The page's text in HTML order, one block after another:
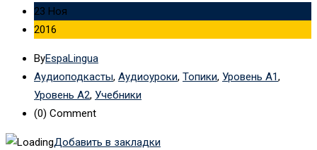
23 Ноя
2016
ByEspaLingua
Аудиоподкасты, Аудиоуроки, Топики, Уровень А1,
Уровень А2, Учебники
(0) Comment
Добавить в закладки